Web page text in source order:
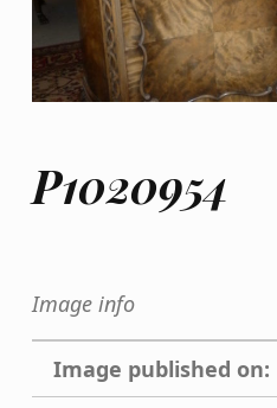
P1020954
Image info
Image published on: